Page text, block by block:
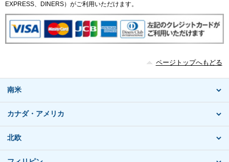
EXPRESS、DINERS）がご利用いただけます。
ページトップへもどる
南米
カナダ・アメリカ
北欧